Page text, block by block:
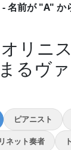
名前が "A" か
リニ
るヴ
ピアニスト
ネット奏者